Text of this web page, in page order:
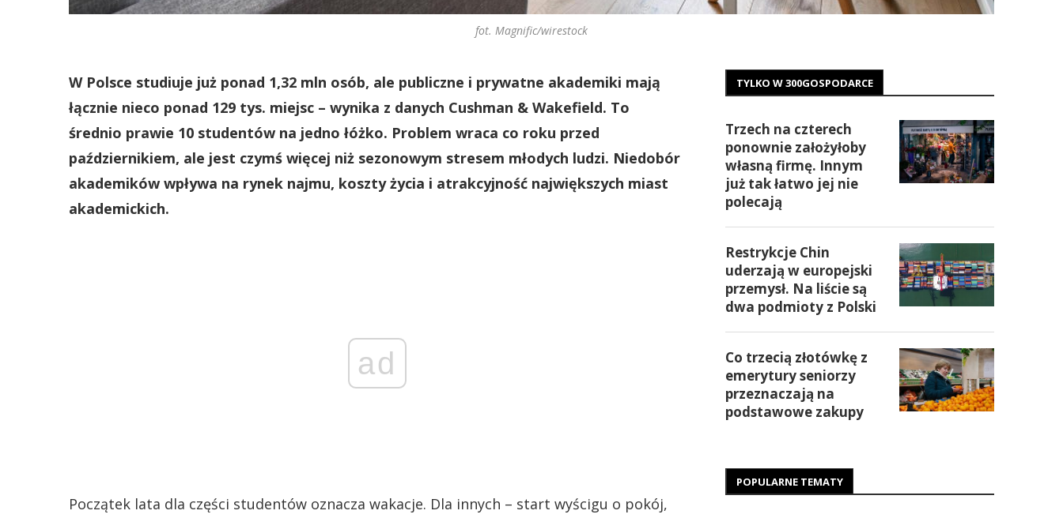
fot. Magnific/wirestock
W Polsce studiuje już ponad 1,32 mln osób, ale publiczne i prywatne akademiki mają
łącznie nieco ponad 129 tys. miejsc – wynika z danych Cushman & Wakefield. To
średnio prawie 10 studentów na jedno łóżko. Problem wraca co roku przed
październikiem, ale jest czymś więcej niż sezonowym stresem młodych ludzi. Niedobór
akademików wpływa na rynek najmu, koszty życia i atrakcyjność największych miast
akademickich.
ad
Początek lata dla części studentów oznacza wakacje. Dla innych – start wyścigu o pokój,
TYLKO W 300GOSPODARCE
Trzech na czterech
ponownie założyłoby
własną firmę. Innym
już tak łatwo jej nie
polecają
Restrykcje Chin
uderzają w europejski
przemysł. Na liście są
dwa podmioty z Polski
Co trzecią złotówkę z
emerytury seniorzy
przeznaczają na
podstawowe zakupy
POPULARNE TEMATY